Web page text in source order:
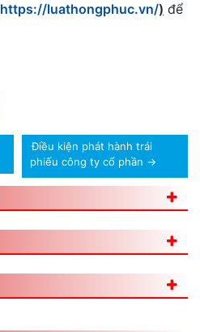
https://luathongphuc.vn/) để
Điều kiện phát hành trái
phiếu công ty cổ phần →